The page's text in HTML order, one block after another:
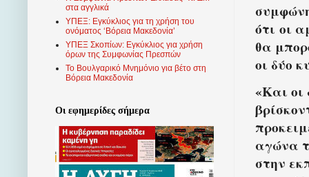
ότι οι
θα
οι δύο
«Και οι
αγώνα
στην
στα αγγλικά
ΥΠΕΞ: Εγκύκλιος για τη χρήση του
ονόματος ‘Βόρεια Μακεδονία’
ΥΠΕΞ Σκοπίων: Εγκύκλιος για χρήση
όρων της Συμφωνίας Πρεσπών
Το Βουλγαρικό Μνημόνιο για βέτο στη
Βόρεια Μακεδονία
Οι εφημερίδες σήμερα